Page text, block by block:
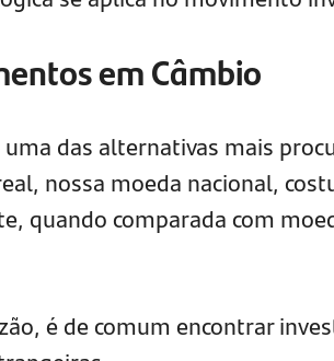
em Câmbio
uma das alternativas mais
nossa moeda nacional,
quando comparada com
é de comum encontrar